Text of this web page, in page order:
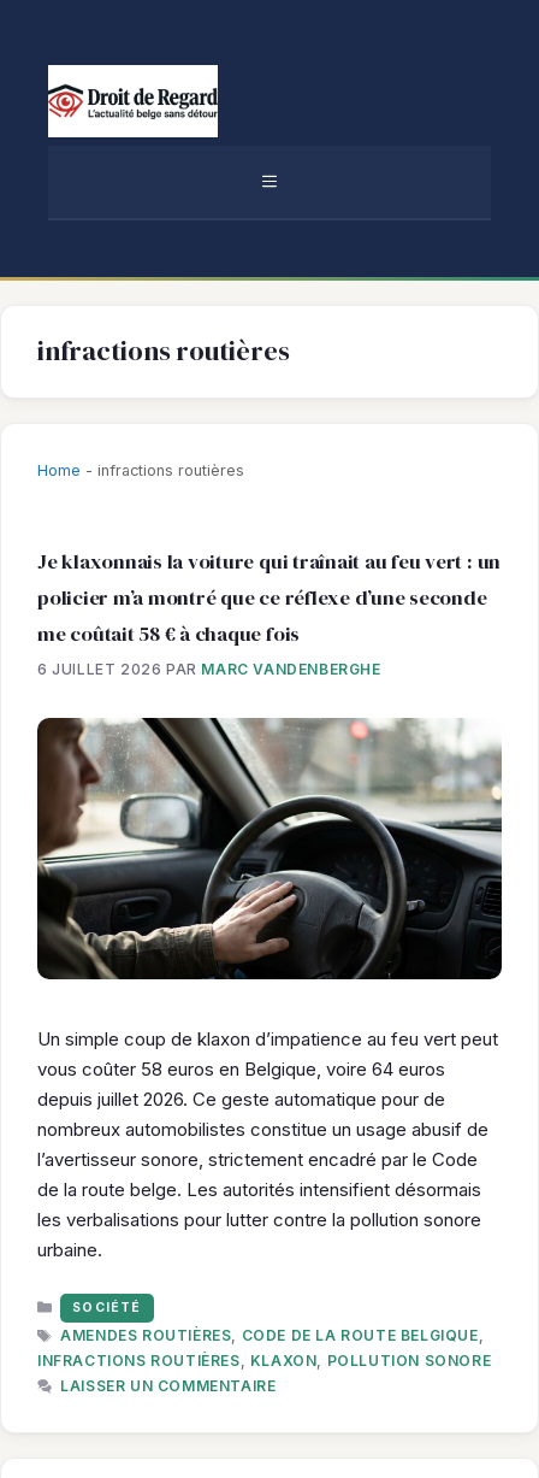
MENU
infractions routières
Home - infractions routières
Je klaxonnais la voiture qui traînait au feu vert : un
policier m’a montré que ce réflexe d’une seconde
me coûtait 58 € à chaque fois
6 JUILLET 2026 PAR MARC VANDENBERGHE
Un simple coup de klaxon d’impatience au feu vert peut
vous coûter 58 euros en Belgique, voire 64 euros
depuis juillet 2026. Ce geste automatique pour de
nombreux automobilistes constitue un usage abusif de
l’avertisseur sonore, strictement encadré par le Code
de la route belge. Les autorités intensifient désormais
les verbalisations pour lutter contre la pollution sonore
urbaine.
CATÉGORIES
SOCIÉTÉ
ÉTIQUETTES
AMENDES ROUTIÈRES, CODE DE LA ROUTE BELGIQUE,
INFRACTIONS ROUTIÈRES, KLAXON, POLLUTION SONORE
LAISSER UN COMMENTAIRE